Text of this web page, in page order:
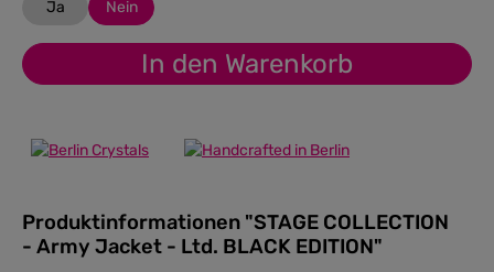
Ja Nein
In den Warenkorb
Produktinformationen "STAGE COLLECTION
- Army Jacket - Ltd. BLACK EDITION"